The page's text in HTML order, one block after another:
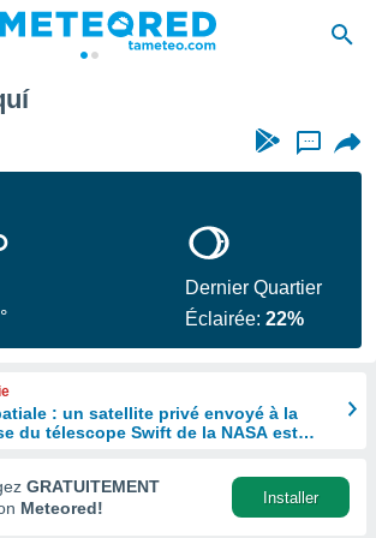
...
Dernier Quartier
Éclairée:22%
: un satellite privé envoyé à la
du télescope Swift de la NASA est
GRATUITEMENT
Meteored!
Installer